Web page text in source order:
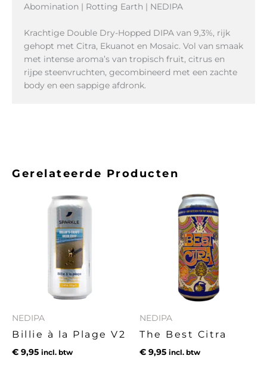
Gerelateerde Producten
NEDIPA
Billie à la Plage V2
€ 9,95 incl. btw
NEDIPA
The Best Citra
€ 9,95 incl. btw
Abomination | Rotting Earth | NEDIPA
Krachtige Double Dry-Hopped DIPA van 9,3%, rijk
gehopt met Citra, Ekuanot en Mosaic. Vol van smaak
met intense aroma’s van tropisch fruit, citrus en
rijpe steenvruchten, gecombineerd met een zachte
body en een sappige afdronk.